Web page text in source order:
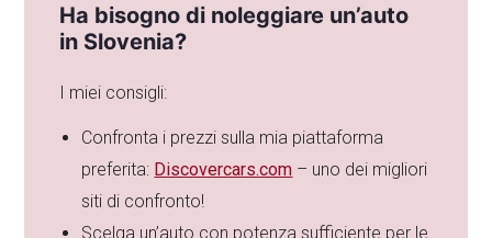
Ha bisogno di noleggiare un’auto
in Slovenia?
I miei consigli:
Confronta i prezzi sulla mia piattaforma
preferita: Discovercars.com – uno dei migliori
siti di confronto!
Scelga un’auto con potenza sufficiente per le